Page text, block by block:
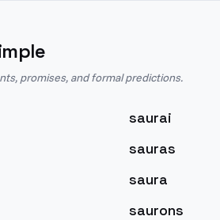
promises, and formal predictions.
saurai
sauras
saura
saurons